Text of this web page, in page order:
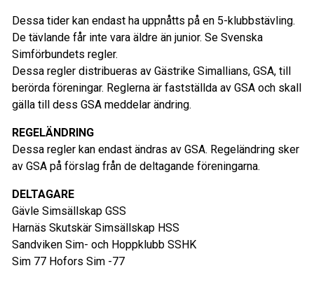
Dessa tider kan endast ha uppnåtts på en 5-klubbstävling.
De tävlande får inte vara äldre än junior. Se Svenska
Simförbundets regler.
Dessa regler distribueras av Gästrike Simallians, GSA, till
berörda föreningar. Reglerna är fastställda av GSA och skall
gälla till dess GSA meddelar ändring.
REGELÄNDRING
Dessa regler kan endast ändras av GSA. Regeländring sker
av GSA på förslag från de deltagande föreningarna.
DELTAGARE
Gävle Simsällskap GSS
Harnäs Skutskär Simsällskap HSS
Sandviken Sim- och Hoppklubb SSHK
Sim 77 Hofors Sim -77